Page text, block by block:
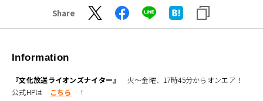
Share
Information
『文化放送ライオンズナイター』
火～金曜、17時45分からオンエア！
公式HPは
こちら ！